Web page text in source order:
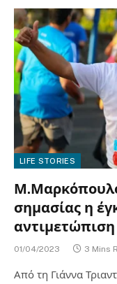
LIFE STORIES
σημασίας η
αντιμετώπιση
01/04/2023 3 Mins
Από τη Γιάννα